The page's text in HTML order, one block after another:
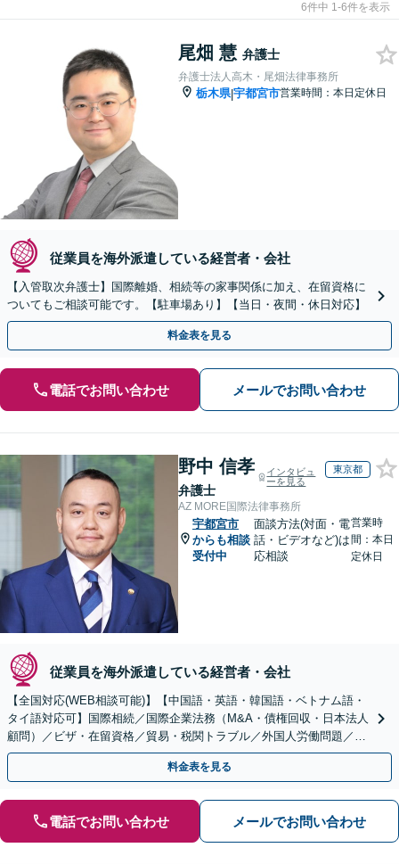
6件中 1-6件を表示
尾畑 慧 弁護士
弁護士法人高木・尾畑法律事務所
栃木県|宇都宮市営業時間：本日定休日
従業員を海外派遣している経営者・会社
【入管取次弁護士】国際離婚、相続等の家事関係に加え、在留資格に
ついてもご相談可能です。【駐車場あり】【当日・夜間・休日対応】
料金表を見る
電話でお問い合わせ メールでお問い合わせ
野中 信孝
弁護士
インタビュ
ーを見る
東京都
AZ MORE国際法律事務所
宇都宮市
からも相談
受付中
面談方法(対面・電
話・ビデオなど)は
応相談
営業時
間：本日
定休日
従業員を海外派遣している経営者・会社
【全国対応(WEB相談可能)】【中国語・英語・韓国語・ベトナム語・
タイ語対応可】国際相続／国際企業法務（M&A・債権回収・日本法人
顧問）／ビザ・在留資格／貿易・税関トラブル／外国人労働問題／外
国人刑事事件など、幅広いご相談に対応可能
料金表を見る
電話でお問い合わせ メールでお問い合わせ